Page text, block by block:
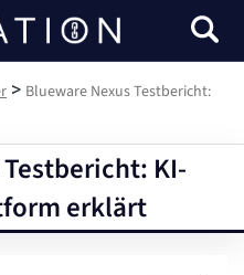
> Blueware Nexus Testbericht:
KI-
erklärt